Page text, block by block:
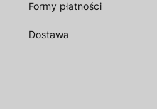
Formy płatności
Dostawa